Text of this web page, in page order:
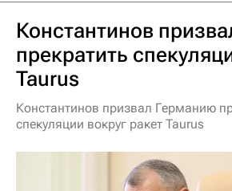
Константинов
прекратить
Taurus
Константинов призвал Германию
спекуляции вокруг ракет Taurus